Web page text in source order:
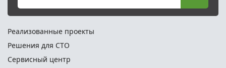
Реализованные проекты
Решения для СТО
Сервисный центр